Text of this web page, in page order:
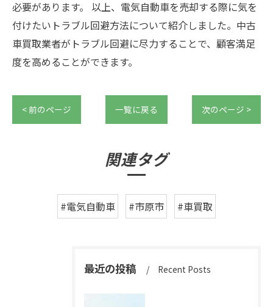
必要があります。 以上、電気自動車を売却する際に気を
付けたいトラブル回避方法について紹介しました。中古
車買取業者がトラブル回避に尽力することで、顧客満足
度を高めることができます。
< 前のページ 一覧に戻る 次のページ >
関連タグ
#電気自動車 #市原市 #車買取
最近の投稿 Recent Posts